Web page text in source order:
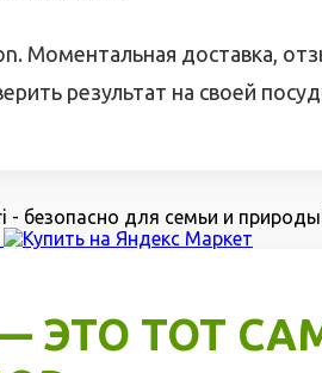
Моментальная доставка,
результат на своей
- безопасно для семьи и
ЭТО ТОТ